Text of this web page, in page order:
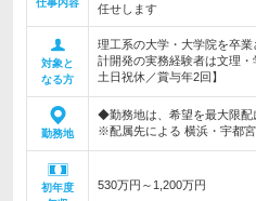
仕事内容
任せします
対象と
なる方
理工系の大学・大学院を卒
計開発の実務経験者は文理
土日祝休／賞与年2回】
勤務地
◆勤務地は、希望を最大限
※配属先による 横浜・宇都
初年度
530万円～1,200万円